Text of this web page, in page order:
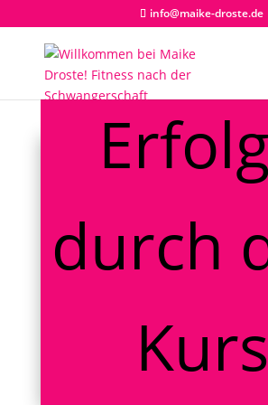
info@maike-droste.de
durch
Kurs